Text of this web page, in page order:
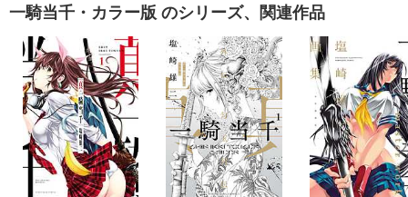
一騎当千・カラー版 のシリーズ、関連作品